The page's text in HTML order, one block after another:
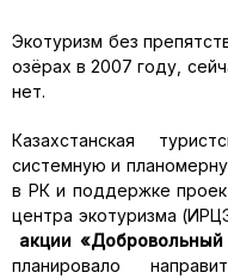
Экотуризм без
озёрах в 2007 году,
нет.
Казахстанская
системную и
в РК и поддержке
центра экотуризма
акции «Добровольный
планировало